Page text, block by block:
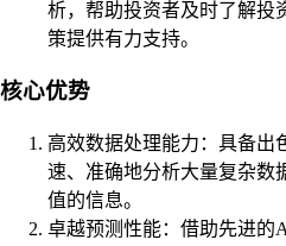
析，帮助投资者及时了解投
策提供有力支持。
核心优势
高效数据处理能力：具备出
速、准确地分析大量复杂数
值的信息。
卓越预测性能：借助先进的